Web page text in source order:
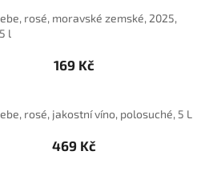
rosé, moravské zemské, 2025,
l
169 Kč
rosé, jakostní víno, polosuché, 5 L
469 Kč